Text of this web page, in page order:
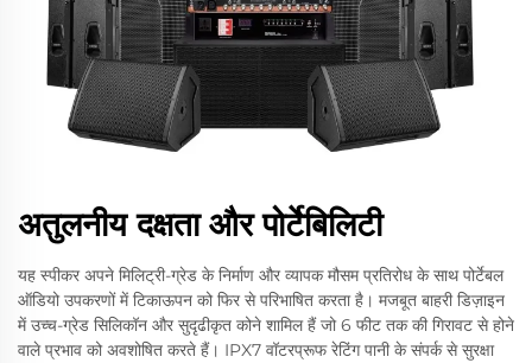
अतुलनीय दक्षता और पोर्टेबिलिटी
यह स्पीकर अपने मिलिट्री-ग्रेड के निर्माण और व्यापक मौसम प्रतिरोध के साथ पोर्टेबल
ऑडियो उपकरणों में टिकाऊपन को फिर से परिभाषित करता है। मजबूत बाहरी डिज़ाइन
में उच्च-ग्रेड सिलिकॉन और सुदृढीकृत कोने शामिल हैं जो 6 फीट तक की गिरावट से होने
वाले प्रभाव को अवशोषित करते हैं। IPX7 वॉटरप्रूफ रेटिंग पानी के संपर्क से सुरक्षा